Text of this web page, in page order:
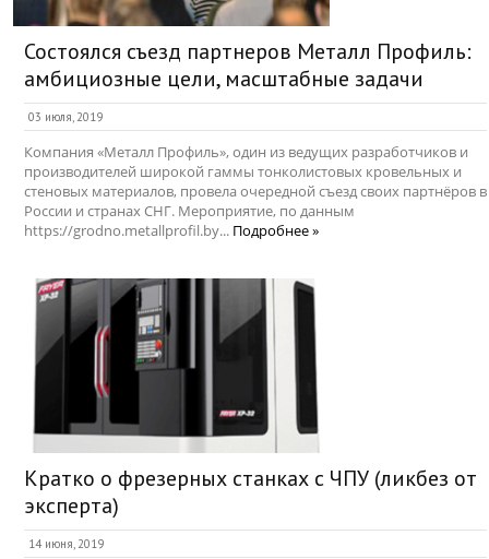
Состоялся съезд партнеров Металл Профиль:
амбициозные цели, масштабные задачи
03 июля, 2019
Компания «Металл Профиль», один из ведущих разработчиков и
производителей широкой гаммы тонколистовых кровельных и
стеновых материалов, провела очередной съезд своих партнёров в
России и странах СНГ. Мероприятие, по данным
https://grodno.metallprofil.by... Подробнее »
Кратко о фрезерных станках с ЧПУ (ликбез от
эксперта)
14 июня, 2019